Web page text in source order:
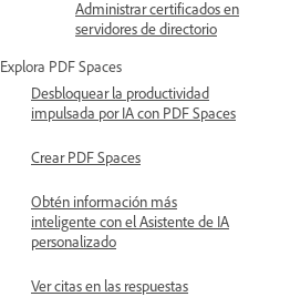
Administrar certificados en
servidores de directorio
Explora PDF Spaces
Desbloquear la productividad
impulsada por IA con PDF Spaces
Crear PDF Spaces
Obtén información más
inteligente con el Asistente de IA
personalizado
Ver citas en las respuestas